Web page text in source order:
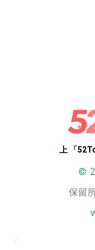
上 「
©
保留